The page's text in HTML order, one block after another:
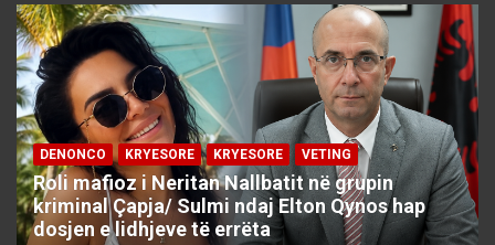
DENONCO KRYESORE KRYESORE VETING
Roli mafioz i Neritan Nallbatit në grupin
kriminal Çapja/ Sulmi ndaj Elton Qynos hap
dosjen e lidhjeve të errëta